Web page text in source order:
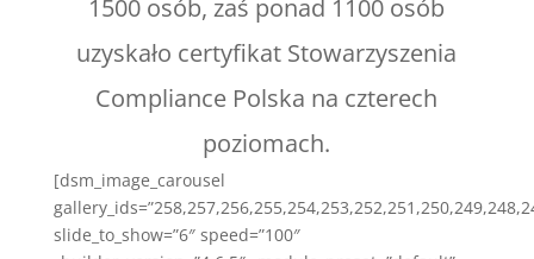
1500 osób, zaś ponad 1100 osób
uzyskało certyfikat Stowarzyszenia
Compliance Polska na czterech
poziomach.
[dsm_image_carousel
slide_to_show=”6″ speed=”100″